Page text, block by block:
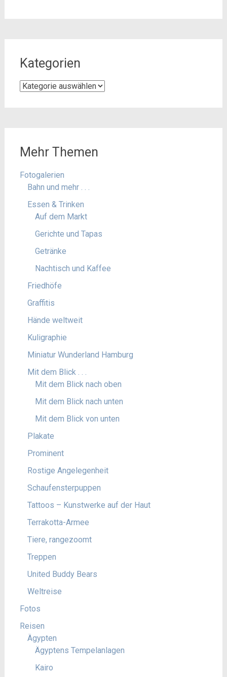
Kategorien
Kategorien
Mehr Themen
Fotogalerien
Bahn und mehr . . .
Essen & Trinken
Auf dem Markt
Gerichte und Tapas
Getränke
Nachtisch und Kaffee
Friedhöfe
Graffitis
Hände weltweit
Kuligraphie
Miniatur Wunderland Hamburg
Mit dem Blick . . .
Mit dem Blick nach oben
Mit dem Blick nach unten
Mit dem Blick von unten
Plakate
Prominent
Rostige Angelegenheit
Schaufensterpuppen
Tattoos – Kunstwerke auf der Haut
Terrakotta-Armee
Tiere, rangezoomt
Treppen
United Buddy Bears
Weltreise
Fotos
Reisen
Ägypten
Ägyptens Tempelanlagen
Kairo